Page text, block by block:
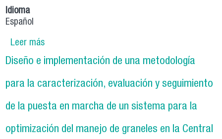
Idioma
Español
Leer mássobre ESTUDIO DE CONCENTRACION DE
MATERIAL PARTICULADO A BAJA ALTURA
USANDO UN LIDAR ATMOSFERICO
Diseño e implementación de una metodología
para la caracterización, evaluación y seguimiento
de la puesta en marcha de un sistema para la
optimización del manejo de graneles en la Central